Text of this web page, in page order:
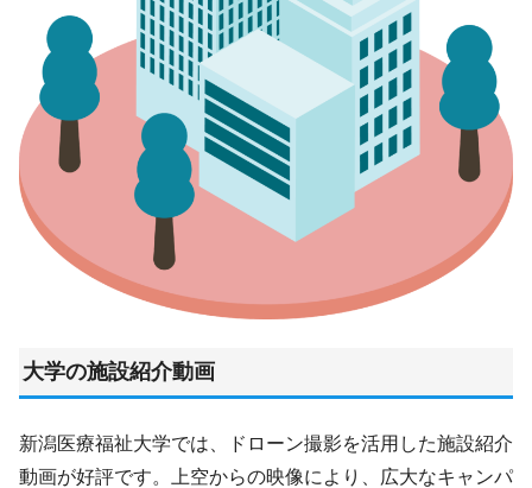
大学の施設紹介動画
新潟医療福祉大学では、ドローン撮影を活用した施設紹介
動画が好評です。上空からの映像により、広大なキャンパ